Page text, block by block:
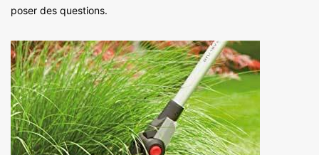
poser des questions.